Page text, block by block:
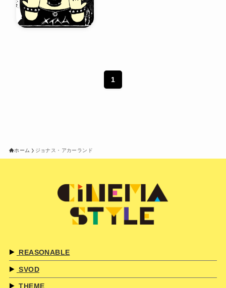
1
ホーム ジョナス・アカーランド
REASONABLE
SVOD
THEME